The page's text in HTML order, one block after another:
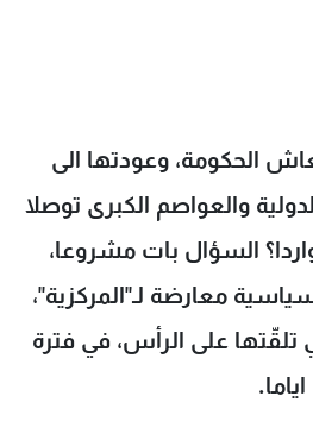
الحكومة، وعودتها الى
والعواصم الكبرى توصلا
السؤال بات مشروعا،
معارضة لـ"المركزية"،
تلقّتها على الرأس، في فترة
وظائف
تواصل معنا
شروط الإسـتخدام
سياسة الخصوصية